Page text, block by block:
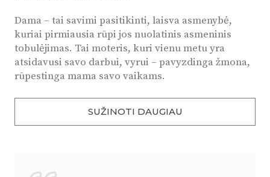
Dama – tai savimi pasitikinti, laisva asmenybė,
kuriai pirmiausia rūpi jos nuolatinis asmeninis
tobulėjimas. Tai moteris, kuri vienu metu yra
atsidavusi savo darbui, vyrui – pavyzdinga žmona,
rūpestinga mama savo vaikams.
SUŽINOTI DAUGIAU